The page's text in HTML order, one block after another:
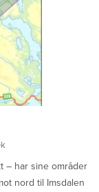
– har sine områder
nord til Imsdalen